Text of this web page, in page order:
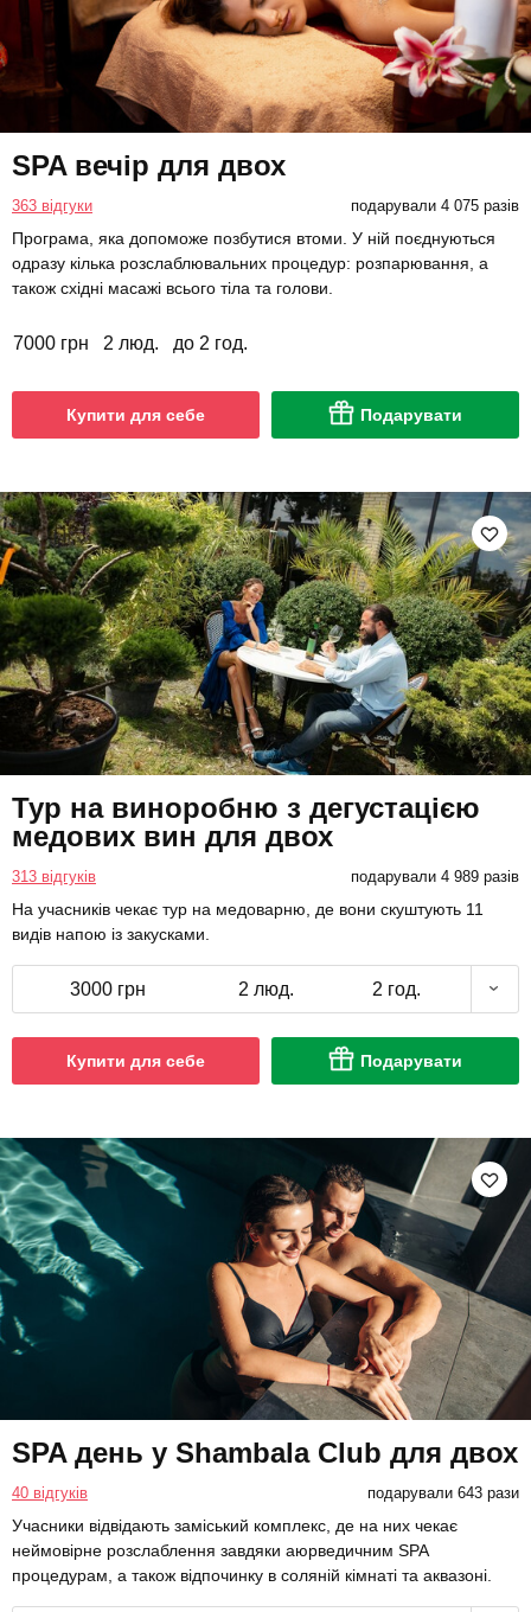
SPA вечір для двох
363 відгуки подарували 4 075 разів
Програма, яка допоможе позбутися втоми. У ній поєднуються
одразу кілька розслаблювальних процедур: розпарювання, а
також східні масажі всього тіла та голови.
7000 грн 2 люд. до 2 год.
Купити для себе Подарувати
Тур на виноробню з дегустацією
медових вин для двох
313 відгуків подарували 4 989 разів
На учасників чекає тур на медоварню, де вони скуштують 11
видів напою із закусками.
3000 грн 2 люд. 2 год.
Купити для себе Подарувати
SPA день у Shambala Club для двох
40 відгуків подарували 643 рази
Учасники відвідають заміський комплекс, де на них чекає
неймовірне розслаблення завдяки аюрведичним SPA
процедурам, а також відпочинку в соляній кімнаті та аквазоні.